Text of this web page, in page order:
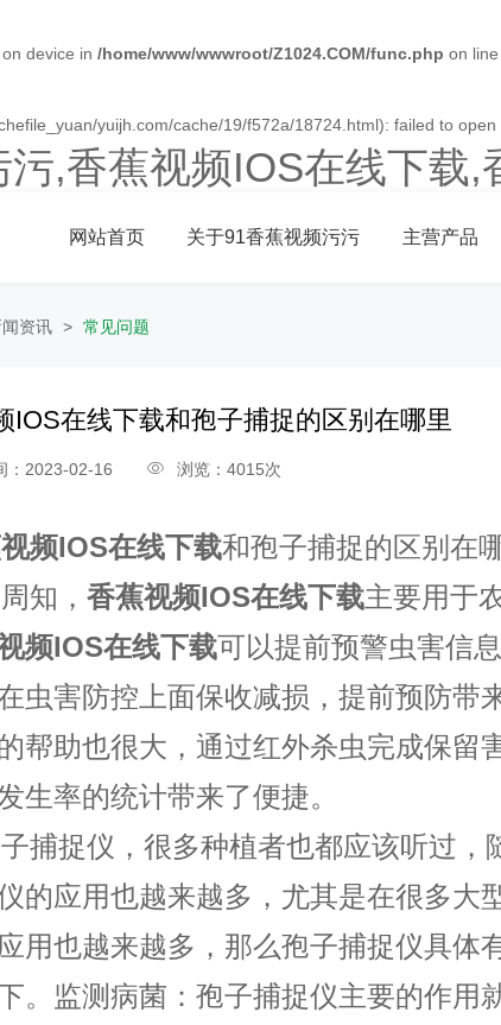
device in /home/www/wwwroot/Z1024.COM/func.php on line
yuijh.com/cache/19/f572a/18724.html): failed to
污,香蕉视频IOS在线下载
网站首页 关于91香蕉视频污污 主营产品
闻资讯 > 常见问题
IOS在线下载和孢子捕捉的区别在哪里
：2023-02-16 浏览：4015次
频IOS在线下载和孢子捕捉的区别在
知，香蕉视频IOS在线下载主要用于
频IOS在线下载可以提前预警虫害信
虫害防控上面保收减损，提前预防带
帮助也很大，通过红外杀虫完成保留
生率的统计带来了便捷。
捕捉仪，很多种植者也都应该听过，
的应用也越来越多，尤其是在很多大
用也越来越多，那么孢子捕捉仪具体
。监测病菌：孢子捕捉仪主要的作用